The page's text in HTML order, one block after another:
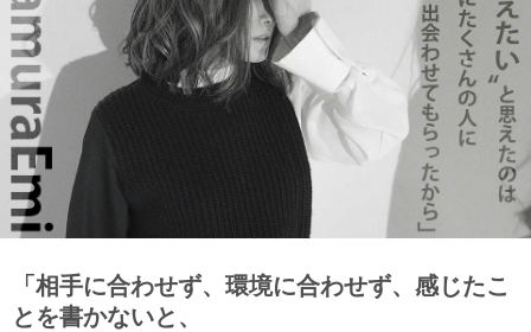
「相手に合わせず、環境に合わせず、感じたこ
とを書かないと、